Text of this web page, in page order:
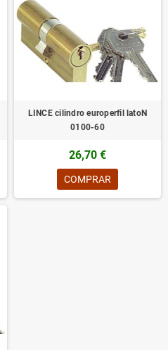
LINCE cilindro europerfil latoN
0100-60
26,70 €
COMPRAR